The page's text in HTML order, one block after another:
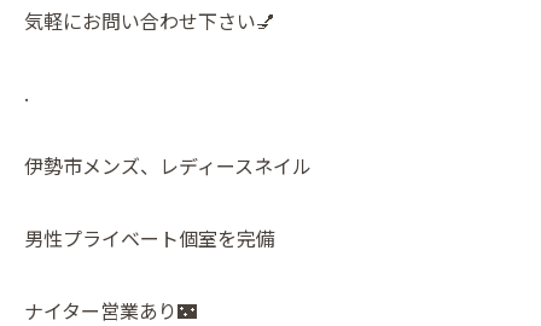
気軽にお問い合わせ下さい💅
.
伊勢市メンズ、レディースネイル
男性プライベート個室を完備
ナイター営業あり🌃